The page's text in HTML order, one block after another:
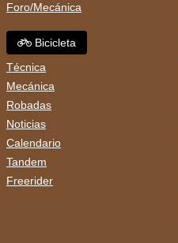
Foro/Mecánica
Bicicleta
Técnica
Mecánica
Robadas
Noticias
Calendario
Tandem
Freerider